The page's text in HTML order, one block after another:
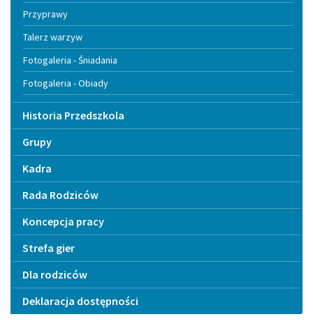
Przyprawy
Talerz warzyw
Fotogaleria - Śniadania
Fotogaleria - Obiady
Historia Przedszkola
Grupy
Kadra
Rada Rodziców
Koncepcja pracy
Strefa gier
Dla rodziców
Deklaracja dostępności